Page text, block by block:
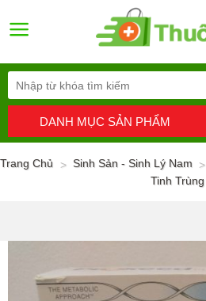
DANH MỤC SẢN PHẨM
Trang Chủ > Sinh Sản - Sinh Lý Nam >
Tinh Trùng